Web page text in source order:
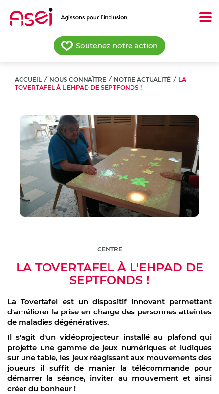
contenu
Soutenez notre action
ACCUEIL / NOUS CONNAÎTRE / NOTRE ACTUALITÉ / LA
TOVERTAFEL À L'EHPAD DE SEPTFONDS !
CENTRE
LA TOVERTAFEL À L'EHPAD DE
SEPTFONDS !
La Tovertafel est un dispositif innovant permettant
d'améliorer la prise en charge des personnes atteintes
de maladies dégénératives.
Il s'agit d'un vidéoprojecteur installé au plafond qui
projette une gamme de jeux numériques et ludiques
sur une table, les jeux réagissant aux mouvements des
joueurs il suffit de manier la télécommande pour
démarrer la séance, inviter au mouvement et ainsi
créer du bonheur !